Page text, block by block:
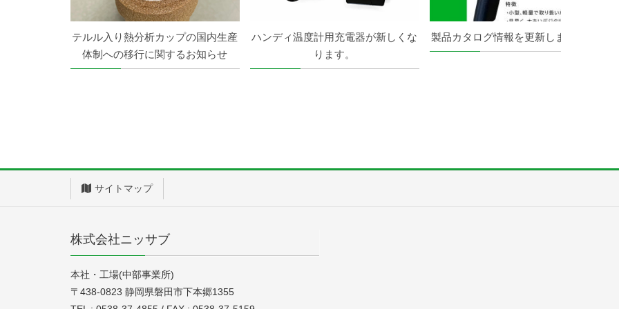
テルル入り熱分析カップの国内生産
体制への移行に関するお知らせ
ハンディ温度計用充電器が新しくな
ります。
製品カタログ情報を更新しました。
サイトマップ
株式会社ニッサブ
本社・工場(中部事業所)
〒438-0823 静岡県磐田市下本郷1355